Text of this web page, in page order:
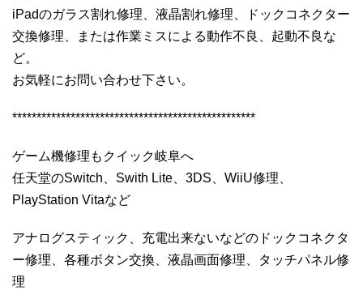
iPadのガラス割れ修理、液晶割れ修理、ドックコネクター
交換修理、または作業ミスによる動作不良、起動不良な
ど。
お気軽にお問い合わせ下さい。
**************************************************
ゲーム機修理もクイック岐阜へ
任天堂のSwitch、Swith Lite、3DS、WiiU修理、
PlayStation Vitaなど
アナログスティック、充電出来ないなどのドックコネクタ
ー修理、各種ボタン交換、液晶画面修理、タッチパネル修
理